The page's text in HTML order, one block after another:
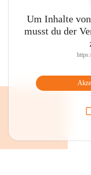
Um Inhalte
musst du der